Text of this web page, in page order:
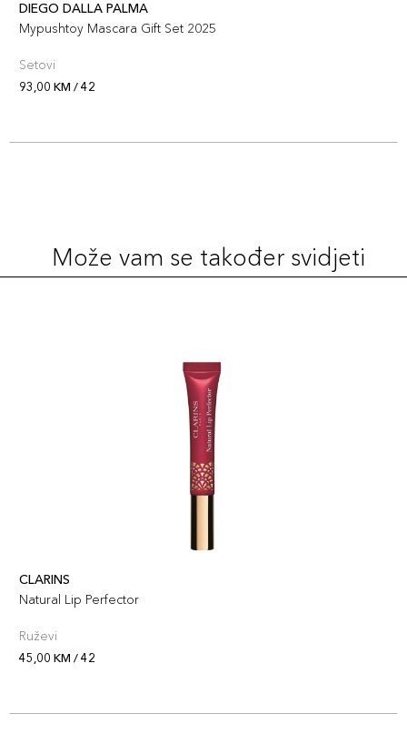
DIEGO DALLA PALMA
Mypushtoy Mascara Gift Set 2025
Setovi
93,00 KM / 42
Može vam se također svidjeti
CLARINS
Natural Lip Perfector
Ruževi
45,00 KM / 42